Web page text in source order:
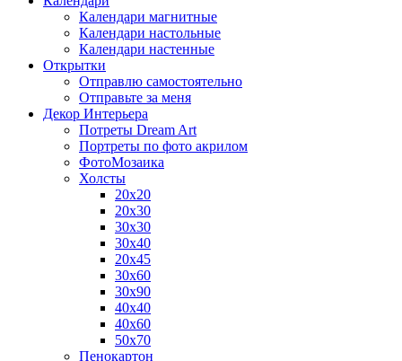
Календари магнитные
Календари настольные
Календари настенные
Открытки
Отправлю самостоятельно
Отправьте за меня
Декор Интерьера
Потреты Dream Art
Портреты по фото акрилом
ФотоМозаика
Холсты
20х20
20х30
30х30
30х40
20х45
30х60
30х90
40х40
40х60
50х70
Пенокартон